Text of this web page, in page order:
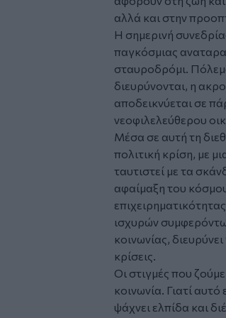
αλλά και στην
Η σημερινή
παγκόσμιας
σταυροδρόμι.
διευρύνονται, η
αποδεικνύεται σε
νεοφιλελεύθερου
Μέσα σε αυτή τη
πολιτική κρίση, με
ταυτιστεί με τα
αφαίμαξη του
ισχυρών
κοινωνίας,
κρίσεις.
Οι στιγμές που
κοινωνία. Γιατί
ψάχνει ελπίδα και